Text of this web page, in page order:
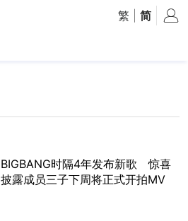
繁 简
BIGBANG时隔4年发布新歌 惊喜
披露成员三子下周将正式开拍MV